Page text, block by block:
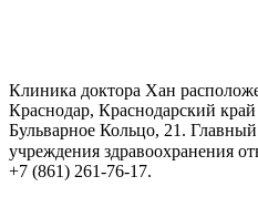
Клиника доктора Хан
Краснодар, Краснодарский
Бульварное Кольцо, 21.
учреждения здравоохранения
+7 (861) 261-76-17.